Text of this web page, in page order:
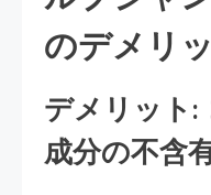
のデメリ
デメリット:
成分の不含